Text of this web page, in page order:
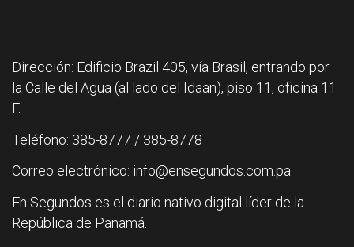
Dirección: Edificio Brazil 405, vía Brasil, entrando por
la Calle del Agua (al lado del Idaan), piso 11, oficina 11
F.
Teléfono: 385-8777 / 385-8778
Correo electrónico: info@ensegundos.com.pa
En Segundos es el diario nativo digital líder de la
República de Panamá.